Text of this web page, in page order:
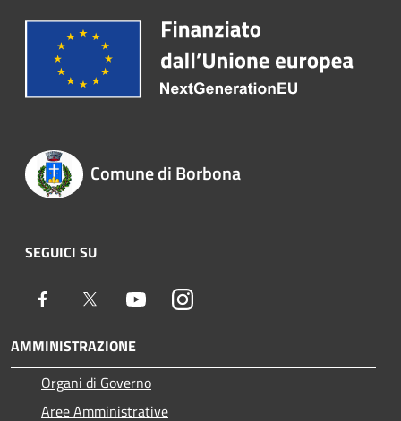
Comune di Borbona
SEGUICI SU
Facebook Twitter YoutubeInstagram
AMMINISTRAZIONE
Organi di Governo
Aree Amministrative